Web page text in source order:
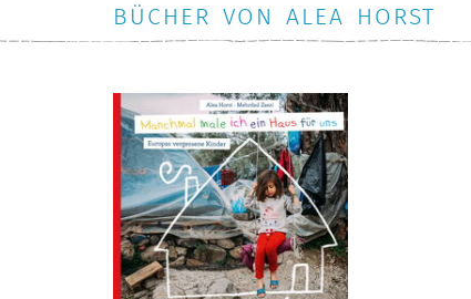
BÜCHER VON ALEA HORST